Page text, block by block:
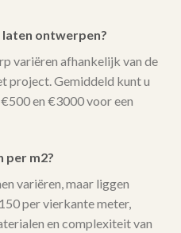
ontwerpen?
variëren afhankelijk van de
project. Gemiddeld kunt u
en €3000 voor een
per m2?
variëren, maar liggen
per vierkante meter,
en complexiteit van